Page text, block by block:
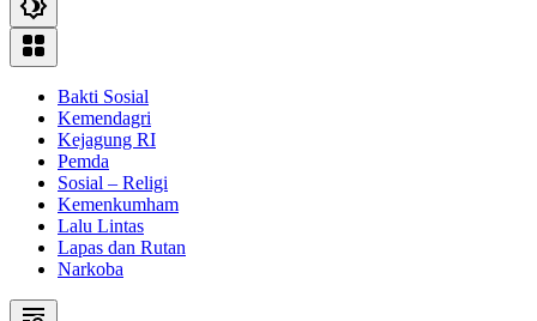
Bakti Sosial
Kemendagri
Kejagung RI
Pemda
Sosial – Religi
Kemenkumham
Lalu Lintas
Lapas dan Rutan
Narkoba